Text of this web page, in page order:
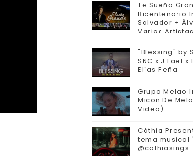
Te Sueño
Bicentenario
Salvador +
Varios Artistas
"Blessing" by
SNC x J Lael
Elías Peña
Grupo Melao
Micon De
Video)
Cáthia
tema musical
@cathiasings